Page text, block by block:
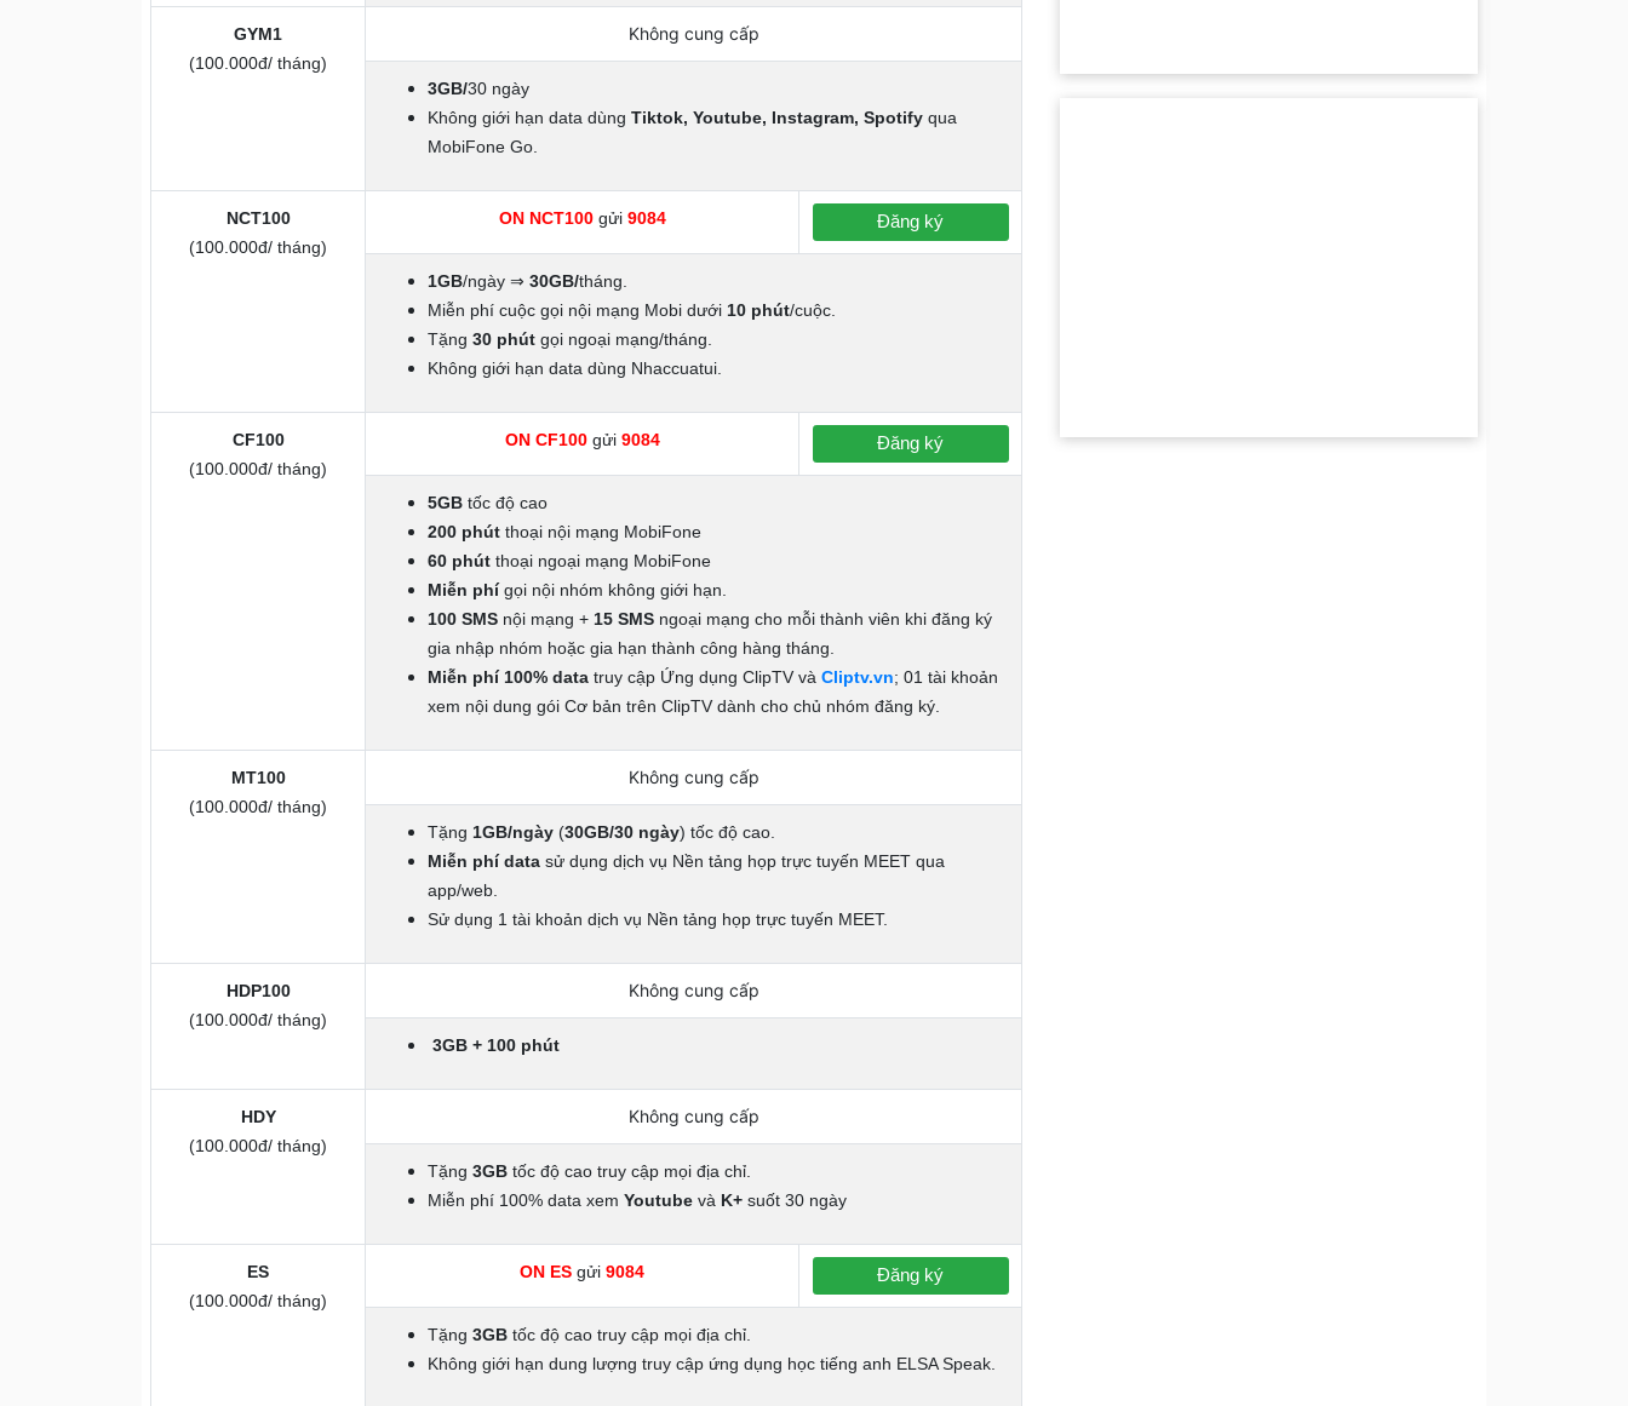
GYM1
(100.000đ/ tháng)
Không cung cấp
3GB/30 ngày
Không giới hạn data dùng Tiktok, Youtube, Instagram, Spotifyqua
MobiFone Go.
NCT100
(100.000đ/ tháng)
ON NCT100 gửi 9084 Đăng ký
1GB/ngày ⇒ 30GB/tháng.
Miễn phí cuộc gọi nội mạng Mobi dưới 10 phút/cuộc.
Tặng 30 phútgọi ngoại mạng/tháng.
Không giới hạn data dùng Nhaccuatui.
CF100
(100.000đ/ tháng)
ON CF100 gửi 9084 Đăng ký
5GBtốc độ cao
200 phútthoại nội mạng MobiFone
60 phútthoại ngoại mạng MobiFone
Miễn phígọi nội nhóm không giới hạn.
100 SMSnội mạng + 15 SMSngoại mạng cho mỗi thành viên khi đăng ký
gia nhập nhóm hoặc gia hạn thành công hàng tháng.
Miễn phí 100% datatruy cập Ứng dụng ClipTV và Cliptv.vn; 01 tài khoản
xem nội dung gói Cơ bản trên ClipTV dành cho chủ nhóm đăng ký.
MT100
(100.000đ/ tháng)
Không cung cấp
Tặng 1GB/ngày(30GB/30 ngày) tốc độ cao.
Miễn phí datasử dụng dịch vụ Nền tảng họp trực tuyến MEET qua
app/web.
Sử dụng 1 tài khoản dịch vụ Nền tảng họp trực tuyến MEET.
HDP100
(100.000đ/ tháng)
Không cung cấp
3GB + 100 phút
HDY
(100.000đ/ tháng)
Không cung cấp
Tặng 3GBtốc độ cao truy cập mọi địa chỉ.
Miễn phí 100% data xem Youtubevà K+suốt 30 ngày
ES
(100.000đ/ tháng)
ON ES gửi 9084 Đăng ký
Tặng 3GBtốc độ cao truy cập mọi địa chỉ.
Không giới hạn dung lượng truy cập ứng dụng học tiếng anh ELSA Speak.